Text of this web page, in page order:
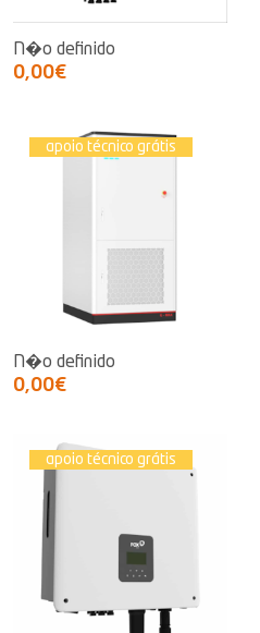
N�o definido
0,00€
apoio técnico grátis
N�o definido
0,00€
apoio técnico grátis